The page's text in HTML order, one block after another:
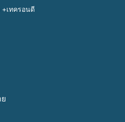
+เทครอนดี